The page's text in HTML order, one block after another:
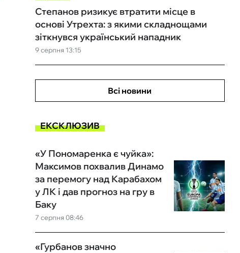
9 серпня 13:15
Степанов ризикує втратити місце в
основі Утрехта: з якими складнощами
зіткнувся український нападник
Всі новини
ЕКСКЛЮЗИВ
7 серпня 08:46
«У Пономаренка є чуйка»:
Максимов похвалив Динамо
за перемогу над Карабахом
у ЛК і дав прогноз на гру в
Баку
«Гурбанов значно